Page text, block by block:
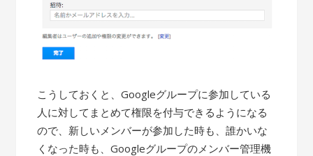
こうしておくと、Googleグループに参加している
人に対してまとめて権限を付与できるようになる
ので、新しいメンバーが参加した時も、誰かいな
くなった時も、Googleグループのメンバー管理機